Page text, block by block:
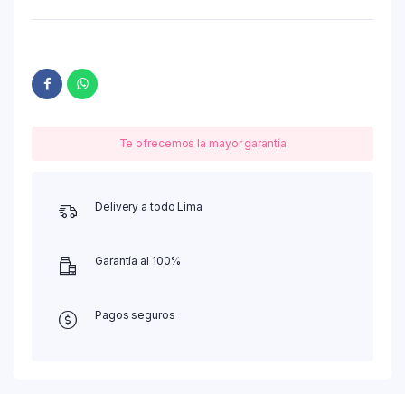
Te ofrecemos la mayor garantía
Delivery a todo Lima
Garantía al 100%
Pagos seguros